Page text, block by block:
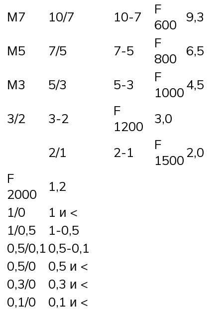
М7 10/7 10-7
F
600
9,3
М5 7/5 7-5
F
800
6,5
М3 5/3 5-3
F
10004,5
3/2 3-2
F
1200
3,0
2/1 2-1
F
15002,0
F
2000
1,2
1/0
1 и <
1/0,5
1-0,5
0,5/0,1 0,5-0,1
0,5/0
0,5 и <
0,3/0
0,3 и <
0,1/0
0,1 и <